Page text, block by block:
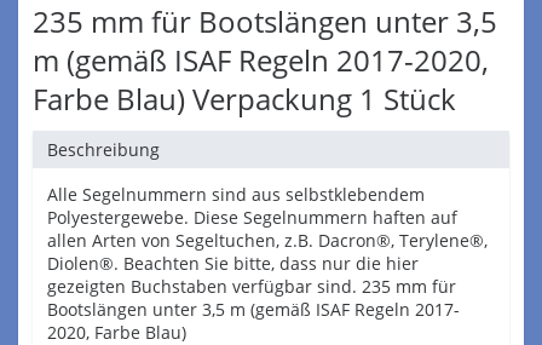
235 mm für Bootslängen unter 3,5
m (gemäß ISAF Regeln 2017-2020,
Farbe Blau) Verpackung 1 Stück
Beschreibung
Alle Segelnummern sind aus selbstklebendem
Polyestergewebe. Diese Segelnummern haften auf
allen Arten von Segeltuchen, z.B. Dacron®, Terylene®,
Diolen®. Beachten Sie bitte, dass nur die hier
gezeigten Buchstaben verfügbar sind. 235 mm für
Bootslängen unter 3,5 m (gemäß ISAF Regeln 2017-
2020, Farbe Blau)